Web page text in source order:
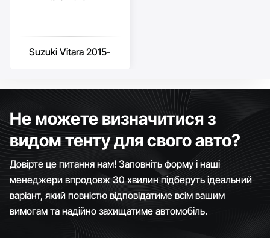
Suzuki Vitara 2015-
Не можете визначитися з
видом тенту для свого авто?
Довірте це питання нам! Заповніть форму і наші
менеджери впродовж 30 хвилин підберуть ідеальний
варіант, який повністю відповідатиме всім вашим
вимогам та надійно захищатиме автомобіль.